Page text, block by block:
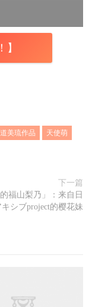
技外，这还是一部
，从来都不用怀疑
和坂道美琉会扮演
制扶诱或，另外男
像SSNI-603就恰
】
美琉作品
天使萌
下一篇
的福山梨乃」：来自日
シブproject的樱花妹